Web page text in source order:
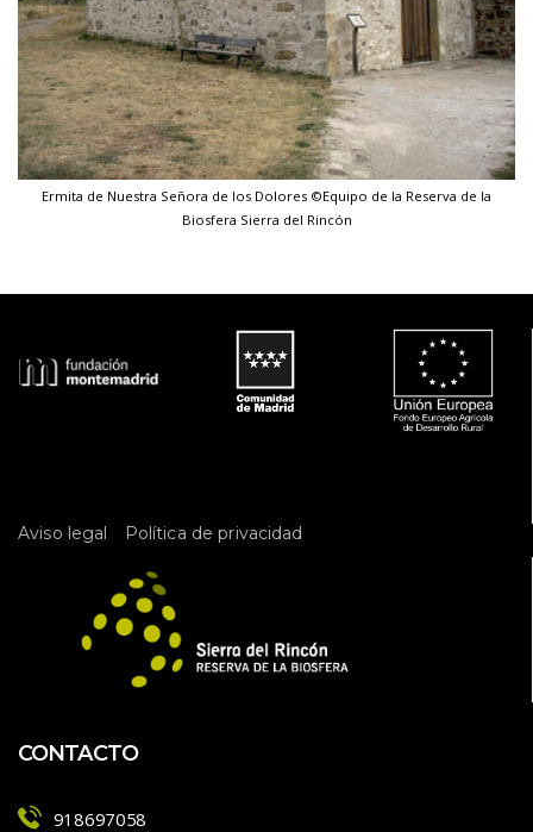
Ermita de Nuestra Señora de los Dolores ©Equipo de la Reserva de la
Biosfera Sierra del Rincón
Aviso legal Política de privacidad
CONTACTO
918697058